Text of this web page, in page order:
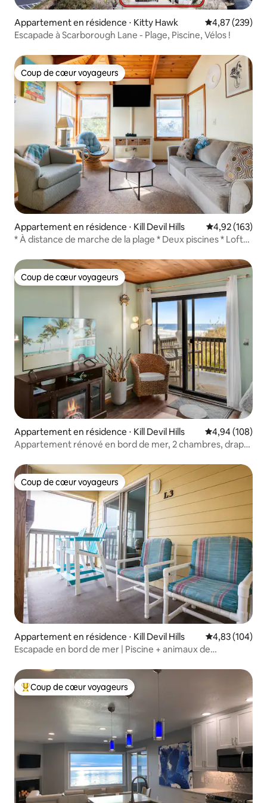
Appartement en résidence ⋅ Kitty Hawk Évaluation
4,87 (239)
Escapade à Scarborough Lane - Plage, Piscine, Vélos !
Coup de cœur voyageurs
Coup de cœur voyageurs
Appartement en résidence ⋅ Kill Devil Hills Évaluation
4,92 (163)
* À distance de marche de la plage * Deux piscines * Loft
Coup de cœur voyageurs
Coup de cœur voyageurs
Appartement en résidence ⋅ Kill Devil Hills Évaluation
4,94 (108)
Appartement rénové en bord de mer, 2 chambres, draps
Coup de cœur voyageurs
Coup de cœur voyageurs
Appartement en résidence ⋅ Kill Devil Hills Évaluation
4,83 (104)
Escapade en bord de mer | Piscine + animaux de
Coups de cœur voyageurs les plus appréciés
Coup de cœur voyageurs